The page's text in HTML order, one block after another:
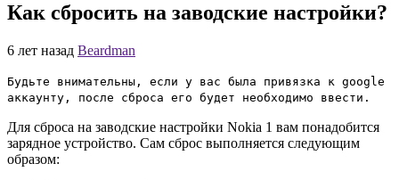
Как сбросить на заводские настройки?
6 лет назад Beardman
Будьте внимательны, если у вас была привязка к google
аккаунту, после сброса его будет необходимо ввести.
Для сброса на заводские настройки Nokia 1 вам понадобится
зарядное устройство. Сам сброс выполняется следующим
образом: